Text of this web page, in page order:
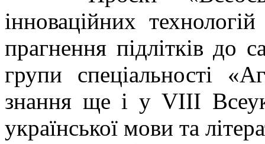
інноваційних
прагнення підлітків до
групи спеціальності
знання ще і у VIII
української мови та